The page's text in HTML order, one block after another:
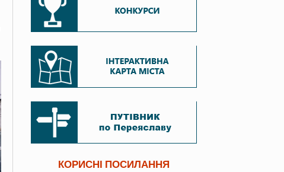
КОРИСНІ ПОСИЛАННЯ